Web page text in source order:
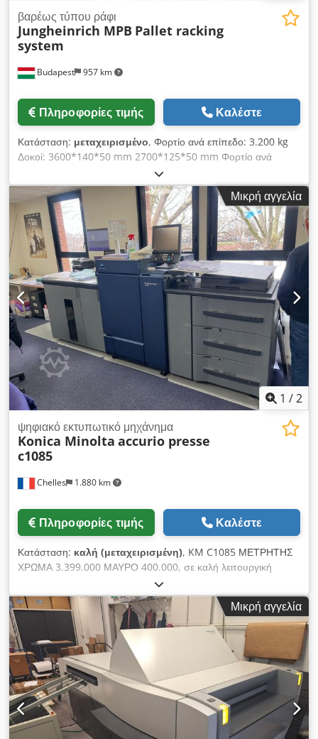
Budapest 957 km
βαρέως τύπου ράφι
Jungheinrich MPB Pallet racking
system
Πληροφορίες τιμής Καλέστε
Κατάσταση: μεταχειρισμένο, Φορτίο ανά επίπεδο: 3.200 kg
Δοκοί: 3600*140*50 mm 2700*125*50 mm Φορτίο ανά
παλέτα: 800 kg Πλαίσια: 8500*1100*100 mm 7900*1100*120
mm Εάν χρειάζεστε ράφια ή αξεσουάρ σε άλλες διαμορφώσεις
ή εκδόσεις, παρακαλούμε επικοινωνήστε μαζί μας.
Προσφέρουμε ένα πλήρες πρόγραμμα καινούργιων και
μεταχειρισμένων ραφιών καθώς και αξεσουάρ και σας
υποστηρίζουμε πρόθυμα στον σχεδιασμό σας. Chedpeg
Tmvhefx Aixea Πρόσθετα αξεσουάρ όπως π.χ.: Προστασία
πλαισίων, γωνιακή προστασία, προστασία πρόσκρουσης,
αντικατοπτριστικές ασφάλειες, μοριοσανίδες, σχάρες, πλέγματα
πλάτης, δοκοί βάθους διαθέσιμα. Αποστολή: Παρακαλούμε
ρωτήστε για τα έξοδα αποστολής αναφέροντας τον
ταχυδρομικό σας κώδικα και την τοποθεσία, καθώς και τον
επιθυμητό αριθμό τεμαχίων. Πρόσθετες υπηρεσίες:
Σχεδιασμός, συναρμολόγηση/αποσυναρμολόγηση ραφιών,
αγορά/πώληση Επιφυλάξεις για αλλαγές, λάθη στα τεχνικά
στοιχεία και τις τιμές, καθώς και για ενδεχόμενη ενδιάμεση
πώληση!
Μικρή αγγελία
1 /2
Chelles 1.880 km
ψηφιακό εκτυπωτικό μηχάνημα
Konica Minolta accurio presse
c1085
Πληροφορίες τιμής Καλέστε
Κατάσταση: καλή (μεταχειρισμένη), KM C1085 ΜΕΤΡΗΤΗΣ
ΧΡΩΜΑ 3.399.000 ΜΑΥΡΟ 400.000, σε καλή λειτουργική
κατάσταση, διαθέσιμο. Codpfx Aoymgxloixeha
Μικρή αγγελία